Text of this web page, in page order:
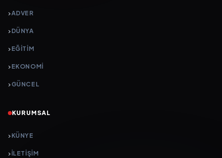
ADVER
DÜNYA
EĞİTİM
EKONOMİ
GÜNCEL
KURUMSAL
KÜNYE
İLETIŞIM